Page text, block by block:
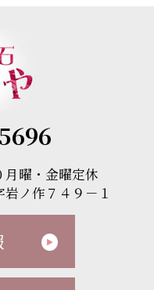
月曜・金曜定休
ノ作７４９－１